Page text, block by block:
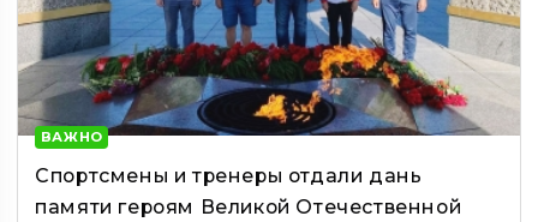
ВАЖНО
Спортсмены и тренеры отдали дань
памяти героям Великой Отечественной